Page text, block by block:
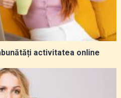
activitatea online